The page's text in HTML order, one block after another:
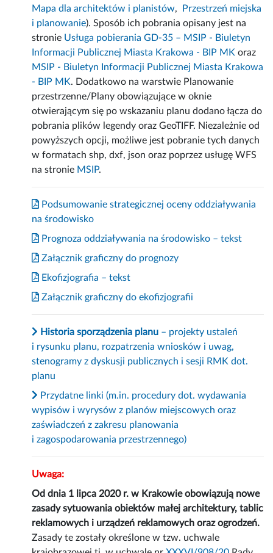
Mapa dla architektów i planistów,
Przestrzeń miejska
i planowanie). Sposób ich pobrania opisany jest na
stronie Usługa pobierania GD-35 – MSIP - Biuletyn
Informacji Publicznej Miasta Krakowa - BIP MK oraz
MSIP - Biuletyn Informacji Publicznej Miasta Krakowa
- BIP MK. Dodatkowo na warstwie Planowanie
przestrzenne/Plany obowiązujące w oknie
otwierającym się po wskazaniu planu dodano łącza do
pobrania plików legendy oraz GeoTIFF. Niezależnie od
powyższych opcji, możliwe jest pobranie tych danych
w formatach shp, dxf, json oraz poprzez usługę WFS
na stronie MSIP.
Podsumowanie strategicznej oceny oddziaływania
na środowisko
Prognoza oddziaływania na środowisko – tekst
Załącznik graficzny do prognozy
Ekofizjografia – tekst
Załącznik graficzny do ekofizjografii
Historia sporządzenia planu – projekty ustaleń
i rysunku planu, rozpatrzenia wniosków i uwag,
stenogramy z dyskusji publicznych i sesji RMK dot.
planu
Przydatne linki (m.in. procedury dot. wydawania
wypisów i wyrysów z planów miejscowych oraz
zaświadczeń z zakresu planowania
i zagospodarowania przestrzennego)
Uwaga:
Od dnia 1 lipca 2020 r. w Krakowie obowiązują nowe
zasady sytuowania obiektów małej architektury, tablic
reklamowych i urządzeń reklamowych oraz ogrodzeń.
Zasady te zostały określone w tzw. uchwale